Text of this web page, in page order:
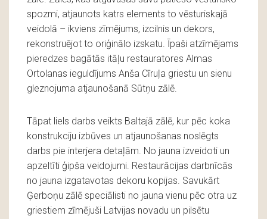
spozmi, atjaunots katrs elements to vēsturiskajā
veidolā – ikviens zīmējums, izcilnis un dekors,
rekonstruējot to oriģinālo izskatu. Īpaši atzīmējams
pieredzes bagātās itāļu restauratores Almas
Ortolanas ieguldījums Anša Cīruļa griestu un sienu
gleznojuma atjaunošanā Sūtņu zālē.
Tāpat liels darbs veikts Baltajā zālē, kur pēc koka
konstrukciju izbūves un atjaunošanas noslēgts
darbs pie interjera detaļām. No jauna izveidoti un
apzeltīti ģipša veidojumi. Restaurācijas darbnīcās
no jauna izgatavotas dekoru kopijas. Savukārt
Ģerboņu zālē speciālisti no jauna vienu pēc otra uz
griestiem zīmējuši Latvijas novadu un pilsētu